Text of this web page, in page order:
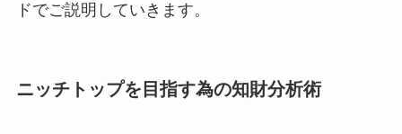
ドでご説明していきます。
ニッチトップを目指す為の知財分析術